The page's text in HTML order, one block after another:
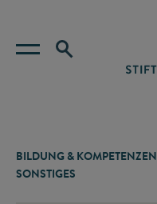
BILDUNG & KOMPETENZEN
SONSTIGES